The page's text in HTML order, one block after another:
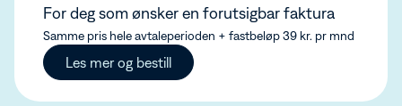
For deg som ønsker en forutsigbar faktura
Samme pris hele avtaleperioden + fastbeløp 39 kr. pr mnd
Les mer og bestill